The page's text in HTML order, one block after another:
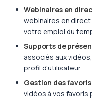
Webinaires en
webinaires en
votre emploi du
Supports de
associés aux
profil d'utilisateur.
Gestion des favoris
vidéos à vos favoris